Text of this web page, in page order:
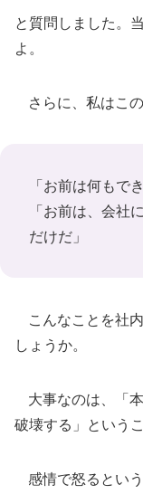
と質問しました。
よ。
さらに、私はこ
「お前は何もで
「お前は、会社
だけだ」
こんなことを社
しょうか。
大事なのは、「
破壊する」というこ
感情で怒るとい